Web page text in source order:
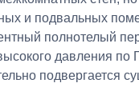
и подвальных
полнотелый
давления по
подвергается